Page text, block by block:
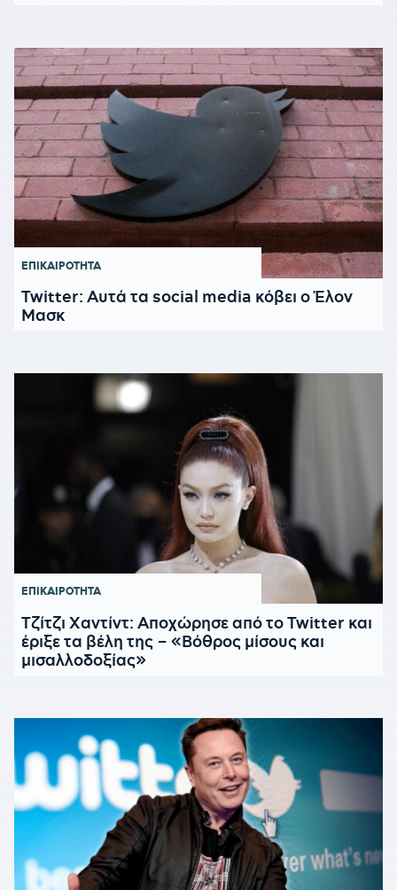
ΕΠΙΚΑΙΡΟΤΗΤΑ
Twitter: Αυτά τα social media κόβει ο Έλον
Μασκ
ΕΠΙΚΑΙΡΟΤΗΤΑ
Τζίτζι Χαντίντ: Αποχώρησε από το Twitter και
έριξε τα βέλη της – «Βόθρος μίσους και
μισαλλοδοξίας»